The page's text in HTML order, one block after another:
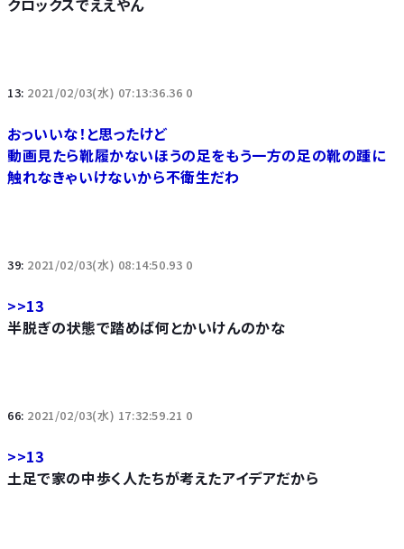
クロックスでええやん
13: 2021/02/03(水) 07:13:36.36 0
おっいいな！と思ったけど
動画見たら靴履かないほうの足をもう一方の足の靴の踵に
触れなきゃいけないから不衛生だわ
39: 2021/02/03(水) 08:14:50.93 0
>>13
半脱ぎの状態で踏めば何とかいけんのかな
66: 2021/02/03(水) 17:32:59.21 0
>>13
土足で家の中歩く人たちが考えたアイデアだから